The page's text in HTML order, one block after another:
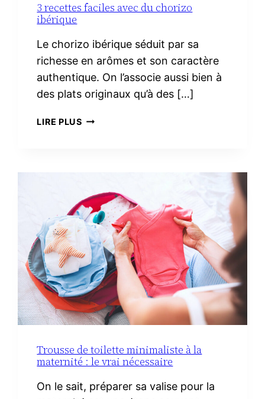
3 recettes faciles avec du chorizo
ibérique
Le chorizo ibérique séduit par sa
richesse en arômes et son caractère
authentique. On l’associe aussi bien à
des plats originaux qu’à des […]
LIRE PLUS3
IBÉRIQUE
Trousse de toilette minimaliste à la
maternité : le vrai nécessaire
On le sait, préparer sa valise pour la